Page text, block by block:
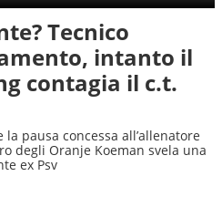
Tecnico
intanto il
contagia il c.t.
pausa concessa all’allenatore
degli Oranje Koeman svela una
ex Psv